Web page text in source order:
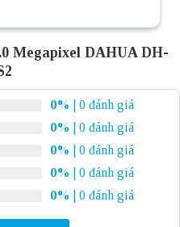
Megapixel DAHUA DH-
0%
| 0 đánh giá
0%
| 0 đánh giá
0%
| 0 đánh giá
0%
| 0 đánh giá
0% | 0 đánh giá